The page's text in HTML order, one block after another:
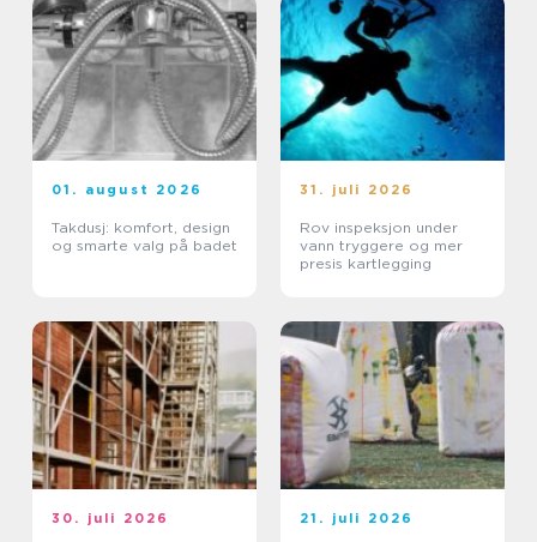
01. august 2026
Takdusj: komfort, design
og smarte valg på badet
31. juli 2026
Rov inspeksjon under
vann tryggere og mer
presis kartlegging
30. juli 2026 21. juli 2026